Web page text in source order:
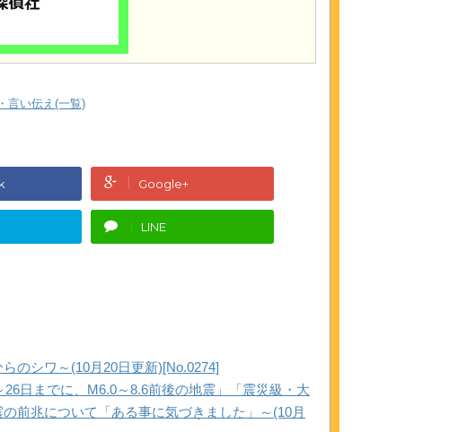
言い伝え(一覧)
Google+
LINE
のシワ～(10月20日更新)[No.0274]
日までに、M6.0～8.6前後の地震」「震災級・大
前兆について「ある事に気づきました」～(10月